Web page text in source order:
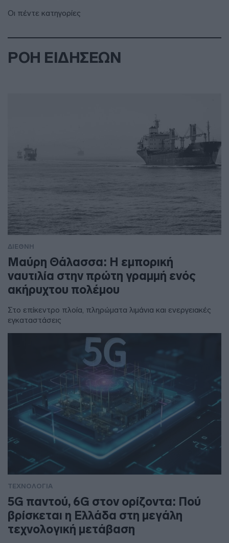
Οι πέντε κατηγορίες
ΡΟΗ ΕΙΔΗΣΕΩΝ
ΔΙΕΘΝΗ
Μαύρη Θάλασσα: Η εμπορική
ναυτιλία στην πρώτη γραμμή ενός
ακήρυχτου πολέμου
Στο επίκεντρο πλοία, πληρώματα λιμάνια και ενεργειακές
εγκαταστάσεις
ΤΕΧΝΟΛΟΓΙΑ
5G παντού, 6G στον ορίζοντα: Πού
βρίσκεται η Ελλάδα στη μεγάλη
τεχνολογική μετάβαση